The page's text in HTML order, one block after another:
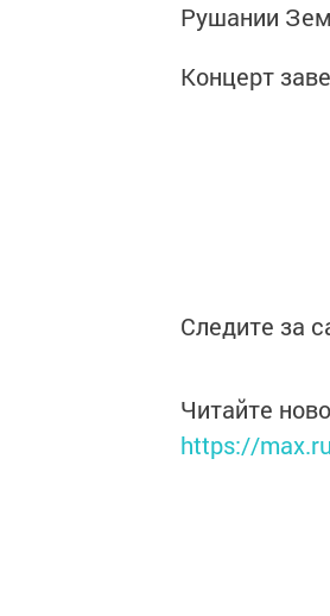
Рушании
Концерт
Следите за
Читайте
https://